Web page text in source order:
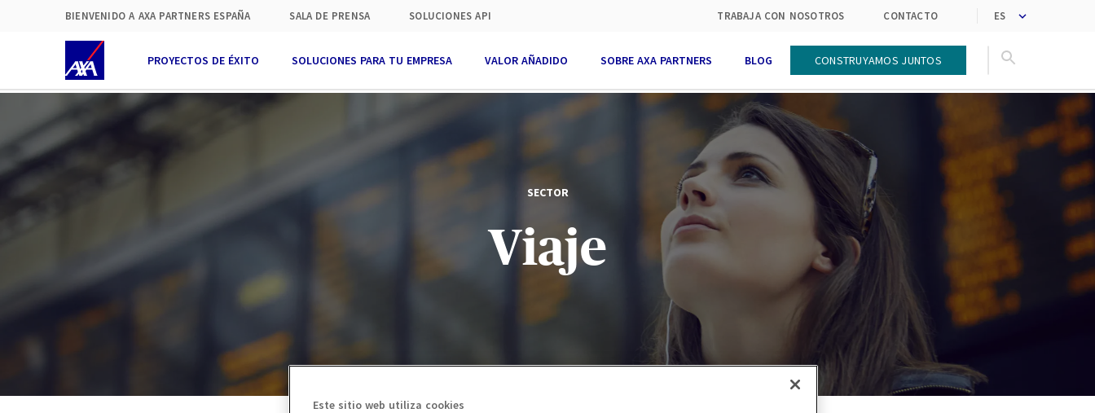
BIENVENIDO A AXA PARTNERS ESPAÑA SALA DE PRENSA SOLUCIONES API TRABAJA CON NOSOTROS CONTACTO
PROYECTOS DE ÉXITO SOLUCIONES PARA TU EMPRESA VALOR AÑADIDO SOBRE AXA PARTNERS BLOG CONSTRUYAMOS JUNTOS
SECTOR
Viaje
Este sitio web utiliza cookies